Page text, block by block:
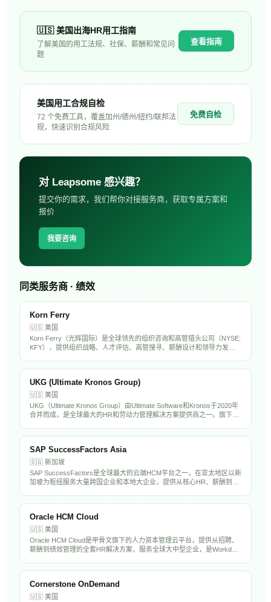
🇺🇸 美国出海HR用工指南
了解美国 的用工法规、社保、薪酬和常见问
题
查看指南
美国用工合规自检
72 个免费工具，覆盖加州/德州/纽约/联邦法
规，快速识别合规风险
免费自检
对 Leapsome 感兴趣？
提交你的需求，我们帮你对接服务商，获取专属方案和
报价
我要咨询
同类服务商 · 绩效
Korn Ferry
🇺🇸 美国
Korn Ferry（光辉国际）是全球领先的组织咨询和高管猎头公司（NYSE:
KFY），提供组织战略、人才评估、高管搜寻、薪酬设计和领导力发展
UKG (Ultimate Kronos Group)
🇺🇸 美国
UKG（Ultimate Kronos Group）由Ultimate Software和Kronos于2020年
合并而成，是全球最大的HR和劳动力管理解决方案提供商之一。旗下产
SAP SuccessFactors Asia
🇸🇬 新加坡
SAP SuccessFactors是全球最大的云端HCM平台之一，在亚太地区以新
加坡为枢纽服务大量跨国企业和本地大企业，提供从核心HR、薪酬到人
Oracle HCM Cloud
🇺🇸 美国
Oracle HCM Cloud是甲骨文旗下的人力资本管理云平台，提供从招聘、
薪酬到绩效管理的全套HR解决方案，服务全球大中型企业，是Workday
Cornerstone OnDemand
🇺🇸 美国